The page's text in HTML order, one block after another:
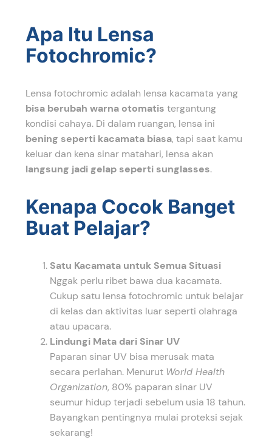
Apa Itu Lensa
Fotochromic?
Lensa fotochromic adalah lensa kacamata yang
bisa berubah warna otomatis tergantung
kondisi cahaya. Di dalam ruangan, lensa ini
bening seperti kacamata biasa, tapi saat kamu
keluar dan kena sinar matahari, lensa akan
langsung jadi gelap seperti sunglasses.
Kenapa Cocok Banget
Buat Pelajar?
Satu Kacamata untuk Semua Situasi
Nggak perlu ribet bawa dua kacamata.
Cukup satu lensa fotochromic untuk belajar
di kelas dan aktivitas luar seperti olahraga
atau upacara.
Lindungi Mata dari Sinar UV
Paparan sinar UV bisa merusak mata
secara perlahan. Menurut World Health
Organization, 80% paparan sinar UV
seumur hidup terjadi sebelum usia 18 tahun.
Bayangkan pentingnya mulai proteksi sejak
sekarang!